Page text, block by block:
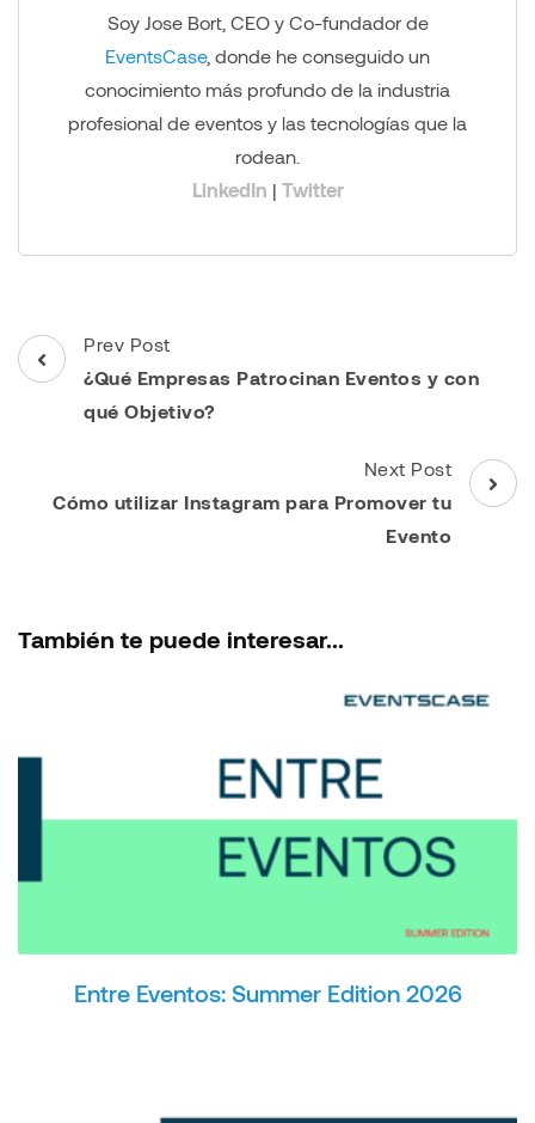
Soy Jose Bort, CEO y Co-fundador de
EventsCase, donde he conseguido un
conocimiento más profundo de la industria
profesional de eventos y las tecnologías que la
rodean.
LinkedIn | Twitter
Post
Navigation
Prev Post
¿Qué Empresas Patrocinan Eventos y con
qué Objetivo?
Next Post
Cómo utilizar Instagram para Promover tu
Evento
También te puede interesar...
Entre Eventos: Summer Edition 2026